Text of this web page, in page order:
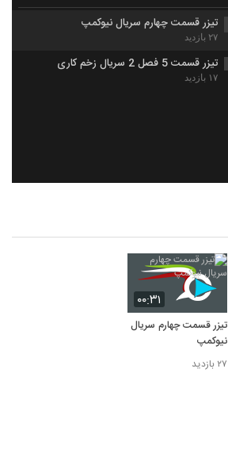
تیزر قسمت چهارم سریال نیوکمپ
۲۷ بازدید
تیزر قسمت 5 فصل 2 سریال زخم کاری
۱۷ بازدید
۰۰:۳۱
تیزر قسمت چهارم سریال
نیوکمپ
۲۷ بازدید